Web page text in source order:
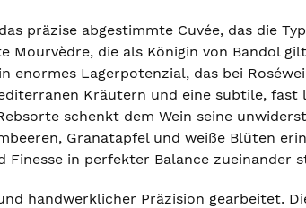
präzise abgestimmte Cuvée, das die
die als Königin von Bandol
enormes Lagerpotenzial, das bei
Kräutern und eine subtile, fast
schenkt dem Wein seine
Granatapfel und weiße Blüten
in perfekter Balance zueinander
handwerklicher Präzision gearbeitet.